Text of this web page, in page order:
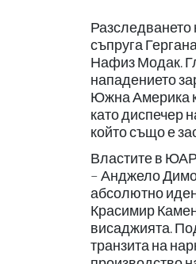
Разследването
съпруга
Нафиз Модак.
нападението
Южна Америка
като диспечер
който също е
Властите в
– Анджело
абсолютно
Красимир
висаджията.
транзита на